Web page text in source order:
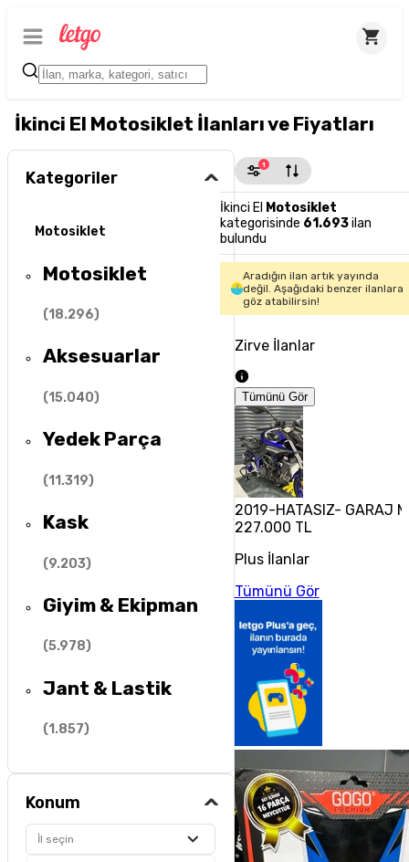
İkinci El Motosiklet İlanları ve Fiyatları
Kategoriler
Motosiklet
Motosiklet
(18.296)
Aksesuarlar
(15.040)
Yedek Parça
(11.319)
Kask
(9.203)
Giyim & Ekipman
(5.978)
Jant & Lastik
(1.857)
Konum
İl seçin
1
İkinci El Motosiklet
kategorisinde 61.693ilan
bulundu
Aradığın ilan artık yayında
değil. Aşağıdaki benzer ilanlara
göz atabilirsin!
Zirve İlanlar
Tümünü Gör
2019-HATASIZ- GARAJ
227.000 TL
Plus İlanlar
Tümünü Gör